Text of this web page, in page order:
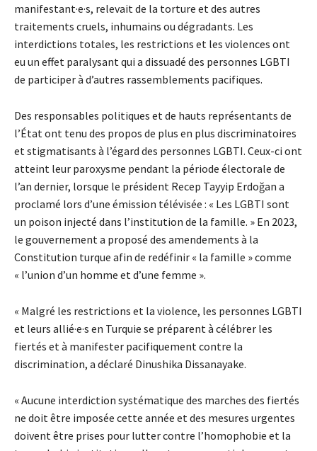
manifestant·e·s, relevait de la torture et des autres
traitements cruels, inhumains ou dégradants. Les
interdictions totales, les restrictions et les violences ont
eu un effet paralysant qui a dissuadé des personnes LGBTI
de participer à d’autres rassemblements pacifiques.
Des responsables politiques et de hauts représentants de
l’État ont tenu des propos de plus en plus discriminatoires
et stigmatisants à l’égard des personnes LGBTI. Ceux-ci ont
atteint leur paroxysme pendant la période électorale de
l’an dernier, lorsque le président Recep Tayyip Erdoğan a
proclamé lors d’une émission télévisée : « Les LGBTI sont
un poison injecté dans l’institution de la famille. » En 2023,
le gouvernement a proposé des amendements à la
Constitution turque afin de redéfinir « la famille » comme
« l’union d’un homme et d’une femme ».
« Malgré les restrictions et la violence, les personnes LGBTI
et leurs allié·e·s en Turquie se préparent à célébrer les
fiertés et à manifester pacifiquement contre la
discrimination, a déclaré Dinushika Dissanayake.
« Aucune interdiction systématique des marches des fiertés
ne doit être imposée cette année et des mesures urgentes
doivent être prises pour lutter contre l’homophobie et la